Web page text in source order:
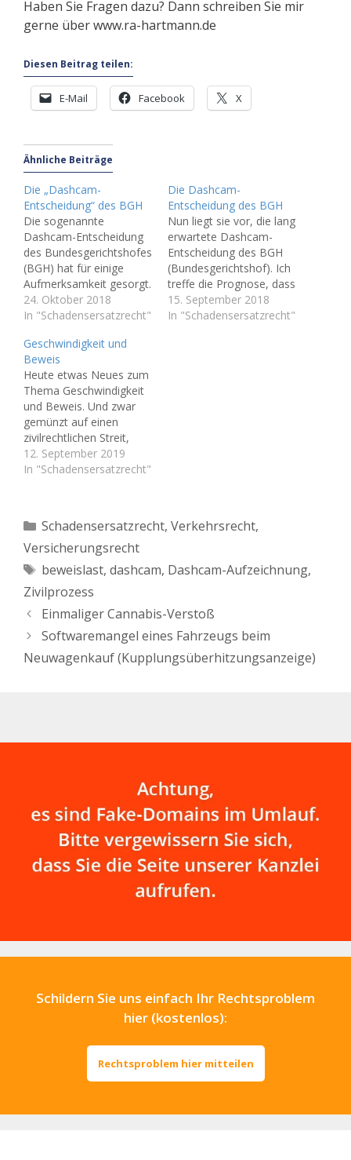
Haben Sie Fragen dazu? Dann schreiben Sie mir
gerne über www.ra-hartmann.de
Diesen Beitrag teilen:
E-Mail Facebook X
Ähnliche Beiträge
Die „Dashcam-
Entscheidung“ des BGH
Die sogenannte
Dashcam-Entscheidung
des Bundesgerichtshofes
(BGH) hat für einige
Aufmerksamkeit gesorgt.
Man erhoffte sich eine
Klärung der brisanten
vs. Beweissicherung.
Doch ist nun wirklich
"alles klar"? Heiß in der
Diskussion war nämlich
in der Vergangenheit der
Umgang mit Dashcams
im öffentlichen
Straßenverkehr. Die
Rechtsprechung war
24. Oktober 2018
In "Schadensersatzrecht"
Die Dashcam-
Entscheidung des BGH
Nun liegt sie vor, die lang
erwartete Dashcam-
Entscheidung des BGH
(Bundesgerichtshof). Ich
treffe die Prognose, dass
diese Entscheidung eine
Tragweite haben wird,
15. September 2018
In "Schadensersatzrecht"
Geschwindigkeit und
Beweis
Heute etwas Neues zum
Thema Geschwindigkeit
und Beweis. Und zwar
gemünzt auf einen
zivilrechtlichen Streit,
also die Frage von
Ansprüchen aus einem
Geschwindigkeit eine
sehr unzuverlässige
Methode. Ich habe es
immer wieder erlebt,
dass vor Gericht durch
Angaben von Zeugen,
wonach das Fahrzeug…
12. September 2019
In "Schadensersatzrecht"
Kategorien
Schadensersatzrecht, Verkehrsrecht,
Versicherungsrecht
Schlagwörter
beweislast, dashcam, Dashcam-Aufzeichnung,
Zivilprozess
Einmaliger Cannabis-Verstoß
Softwaremangel eines Fahrzeugs beim
Neuwagenkauf (Kupplungsüberhitzungsanzeige)
Schildern Sie uns einfach Ihr Rechtsproblem
hier (kostenlos):
Rechtsproblem hier mitteilen